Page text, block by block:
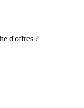
d'offres ?